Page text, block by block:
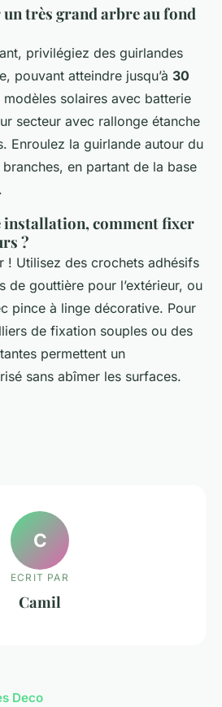
très grand arbre au fond
privilégiez des guirlandes
pouvant atteindre jusqu’à 30
modèles solaires avec batterie
secteur avec rallonge étanche
Enroulez la guirlande autour du
en partant de la base
installation, comment fixer
?
! Utilisez des crochets adhésifs
de gouttière pour l’extérieur, ou
pince à linge décorative. Pour
de fixation souples ou des
permettent un
sans abîmer les surfaces.
C
ECRIT PAR
Camil
Deco